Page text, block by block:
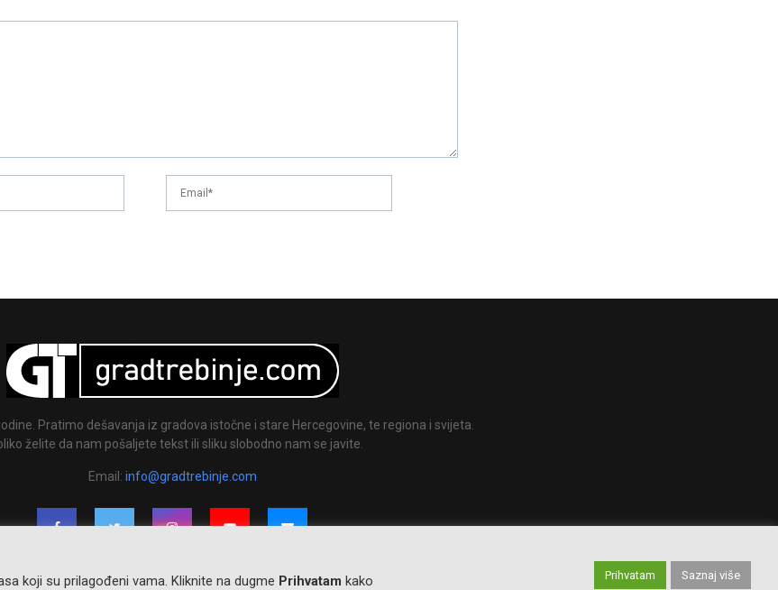
Pratimo dešavanja iz gradova istočne i stare Hercegovine, te regiona i svijeta.
želite da nam pošaljete tekst ili sliku slobodno nam se javite.
Email: info@gradtrebinje.com
koji su prilagođeni vama. Kliknite na dugme Prihvatam kako
Prihvatam Saznaj više